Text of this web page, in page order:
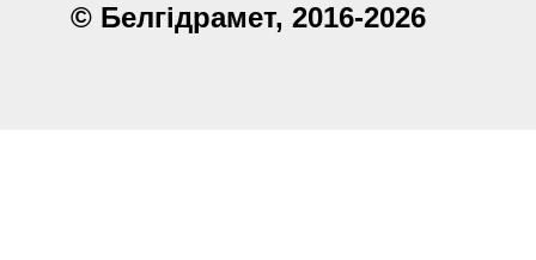
© Белгiдрaмет, 2016-2026